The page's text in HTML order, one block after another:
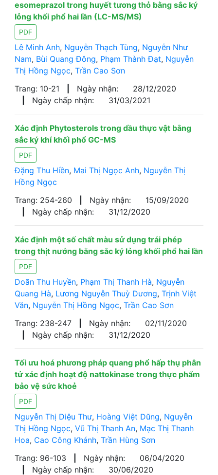
esomeprazol trong huyết tương thỏ bằng sắc ký
lỏng khối phổ hai lần (LC-MS/MS)
PDF
Lê Minh Anh, Nguyễn Thạch Tùng, Nguyễn Như
Nam, Bùi Quang Đông, Phạm Thành Đạt, Nguyễn
Thị Hồng Ngọc, Trần Cao Sơn
Trang: 10-21
Ngày nhận:
28/12/2020
Ngày chấp nhận: 31/03/2021
Xác định Phytosterols trong dầu thực vật bằng
sắc ký khí khối phổ GC-MS
PDF
Đặng Thu Hiền, Mai Thị Ngọc Anh, Nguyễn Thị
Hồng Ngọc
Trang: 254-260
Ngày nhận:
15/09/2020
Ngày chấp nhận: 31/12/2020
Xác định một số chất màu sử dụng trái phép
trong thịt nướng bằng sắc ký lỏng khối phổ hai lần
PDF
Doãn Thu Huyền, Phạm Thị Thanh Hà, Nguyễn
Quang Hà, Lương Nguyễn Thuỳ Dương, Trịnh Việt
Văn, Nguyễn Thị Hồng Ngọc, Trần Cao Sơn
Trang: 238-247
Ngày nhận:
02/11/2020
Ngày chấp nhận: 31/12/2020
Tối ưu hoá phương pháp quang phổ hấp thụ phân
tử xác định hoạt độ nattokinase trong thực phẩm
bảo vệ sức khoẻ
PDF
Nguyễn Thị Diệu Thư, Hoàng Việt Dũng, Nguyễn
Thị Hồng Ngọc, Vũ Thị Thanh An, Mạc Thị Thanh
Hoa, Cao Công Khánh, Trần Hùng Sơn
Trang: 96-103
Ngày nhận:
06/04/2020
Ngày chấp nhận: 30/06/2020